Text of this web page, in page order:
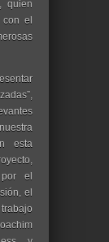
quien
el
esta
el
el